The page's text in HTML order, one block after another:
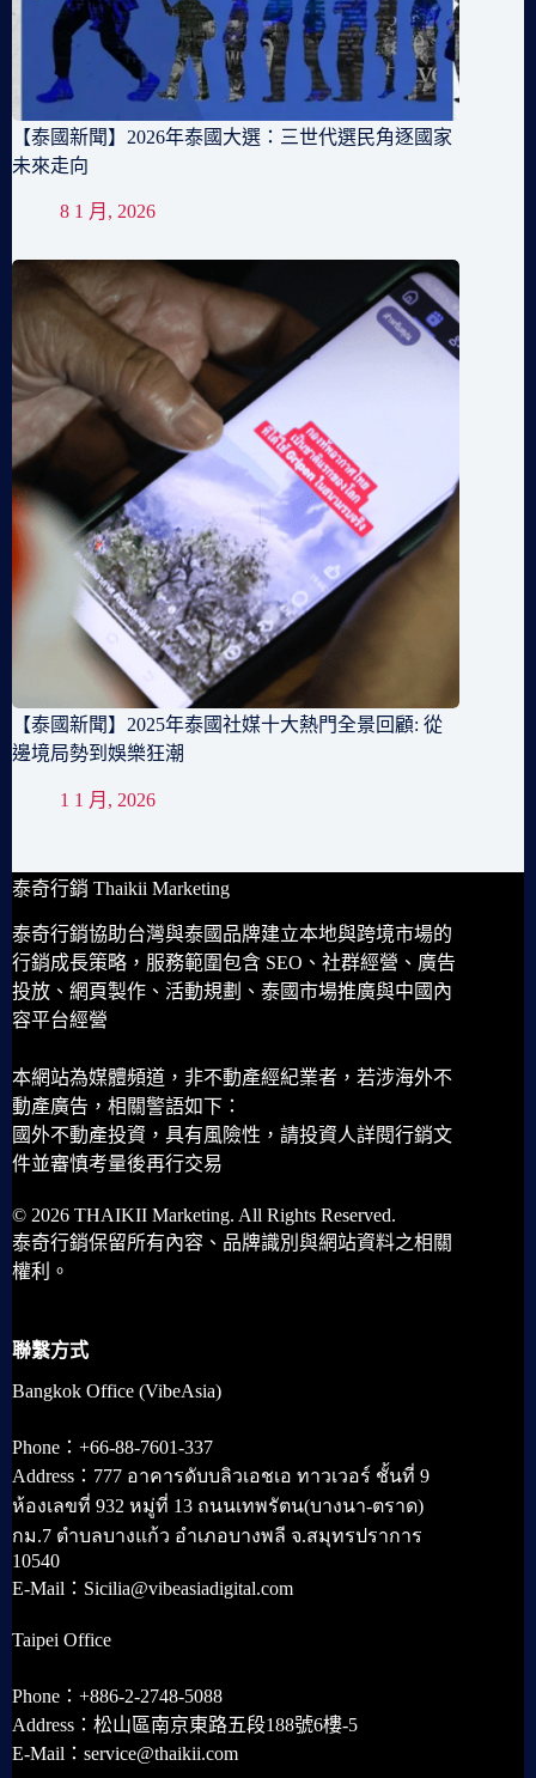
【泰國新聞】2026年泰國大選：三世代選民角逐國家
未來走向
8 1 月, 2026
【泰國新聞】2025年泰國社媒十大熱門全景回顧: 從
邊境局勢到娛樂狂潮
1 1 月, 2026
泰奇行銷 Thaikii Marketing
泰奇行銷協助台灣與泰國品牌建立本地與跨境市場的
行銷成長策略，服務範圍包含 SEO、社群經營、廣告
投放、網頁製作、活動規劃、泰國市場推廣與中國內
容平台經營
本網站為媒體頻道，非不動產經紀業者，若涉海外不
動產廣告，相關警語如下：
國外不動產投資，具有風險性，請投資人詳閱行銷文
件並審慎考量後再行交易
© 2026 THAIKII Marketing. All Rights Reserved.
泰奇行銷保留所有內容、品牌識別與網站資料之相關
權利。
聯繫方式
Bangkok Office (VibeAsia)
Phone：+66-88-7601-337
Address：777 อาคารดับบลิวเอชเอ ทาวเวอร์ ชั้นที่ 9
ห้องเลขที่ 932 หมู่ที่ 13 ถนนเทพรัตน(บางนา-ตราด)
กม.7 ตำบลบางแก้ว อำเภอบางพลี จ.สมุทรปราการ
10540
E-Mail：Sicilia@vibeasiadigital.com
Taipei Office
Phone：+886-2-2748-5088
Address：松山區南京東路五段188號6樓-5
E-Mail：service@thaikii.com